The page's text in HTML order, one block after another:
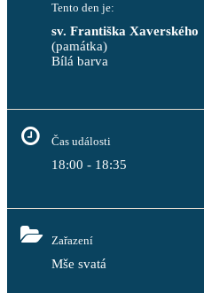
Tento den je:
sv. Františka Xaverského
(památka)
Bílá
Čas události
18:00 - 18:35
Zařazení
Mše svatá